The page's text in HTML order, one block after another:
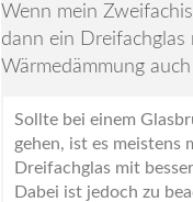
Wenn mein
dann ein Dreifachglas
Wärmedämmung
Sollte bei einem
gehen, ist es meistens
Dreifachglas mit
Dabei ist jedoch zu